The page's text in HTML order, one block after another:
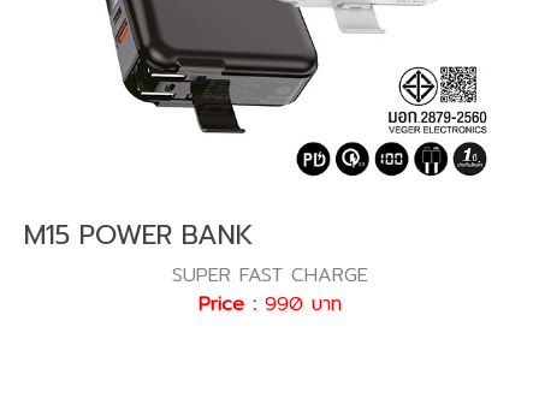
M15 POWER BANK
SUPER FAST CHARGE
Price : 990 บาท